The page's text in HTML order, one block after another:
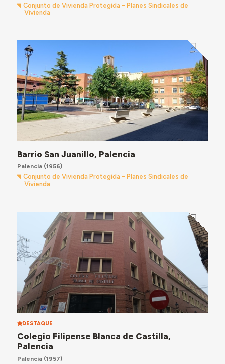
Conjunto de Vivienda Protegida – Planes Sindicales de
Vivienda
Barrio San Juanillo, Palencia
Palencia(1956)
Conjunto de Vivienda Protegida – Planes Sindicales de
Vivienda
DESTAQUE
Colegio Filipense Blanca de Castilla,
Palencia
Palencia(1957)